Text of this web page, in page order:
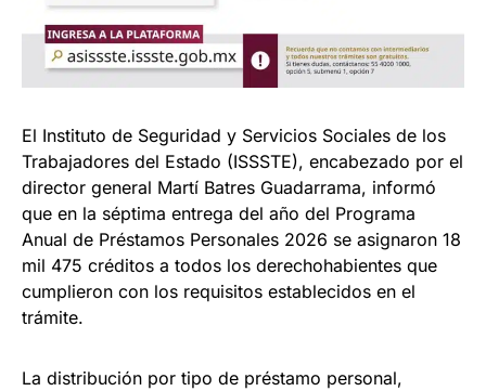
El Instituto de Seguridad y Servicios Sociales de los
Trabajadores del Estado (ISSSTE), encabezado por el
director general Martí Batres Guadarrama, informó
que en la séptima entrega del año del Programa
Anual de Préstamos Personales 2026 se asignaron 18
mil 475 créditos a todos los derechohabientes que
cumplieron con los requisitos establecidos en el
trámite.
La distribución por tipo de préstamo personal,